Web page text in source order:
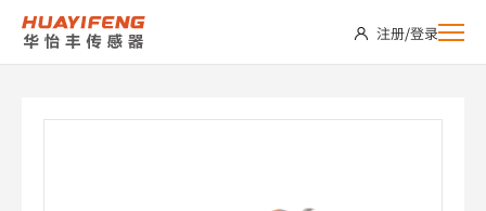
USC2000-
M30NP-
注册/登录